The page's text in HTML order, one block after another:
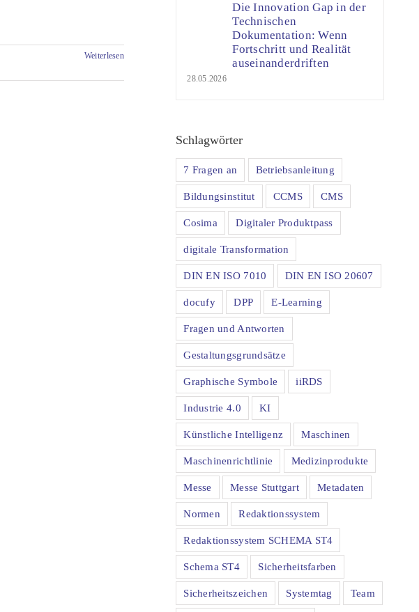
Weiterlesen
Die Innovation Gap in der
Technischen
Dokumentation: Wenn
Fortschritt und Realität
auseinanderdriften
28.05.2026
Schlagwörter
7 Fragen an Betriebsanleitung
Bildungsinstitut CCMS CMS
Cosima Digitaler Produktpass
digitale Transformation
DIN EN ISO 7010 DIN EN ISO 20607
docufy DPP E-Learning
Fragen und Antworten
Gestaltungsgrundsätze
Graphische Symbole iiRDS
Industrie 4.0 KI
Künstliche Intelligenz Maschinen
Maschinenrichtlinie Medizinprodukte
Messe Messe Stuttgart Metadaten
Normen Redaktionssystem
Redaktionssystem SCHEMA ST4
Schema ST4 Sicherheitsfarben
Sicherheitszeichen Systemtag Team